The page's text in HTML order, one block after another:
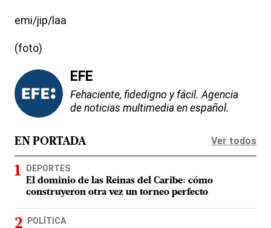
emi/jip/laa
(foto)
EFE
Fehaciente, fidedigno y fácil. Agencia
de noticias multimedia en español.
EN PORTADA Ver todos
DEPORTES
El dominio de las Reinas del Caribe: cómo
construyeron otra vez un torneo perfecto
POLÍTICA